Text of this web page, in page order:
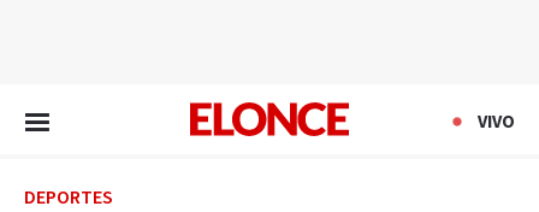
VIVO
DEPORTES